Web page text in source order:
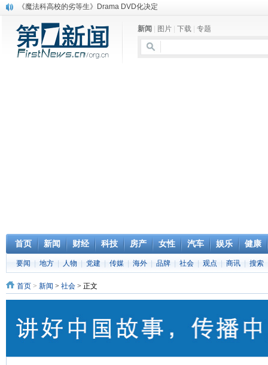
《魔法科高校的劣等生》Drama DVD化决定
消息称刘强东要求京东商城明年扭亏为盈
保健品也能吃出一身病? 康宝莱员工自揭多项家丑
煤价"跳水"电企利润"蹦高" 电煤联动亟待完善
新闻 图片 下载 专题
首页 新闻 财经 科技 房产 女性 汽车 娱乐 健康
要闻 地方 人物 党建 传媒 海外 品牌 社会 观点 商讯 搜索
首页 > 新闻 > 社会 > 正文